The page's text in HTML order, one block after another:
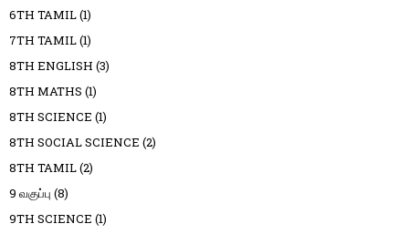
6TH TAMIL(1)
7TH TAMIL(1)
8TH ENGLISH (3)
8TH MATHS (1)
8TH SCIENCE (1)
8TH SOCIAL SCIENCE (2)
8TH TAMIL(2)
9 வகுப்பு (8)
9TH SCIENCE (1)